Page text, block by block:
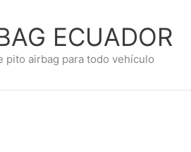
ECUADOR
pito airbag para todo vehículo